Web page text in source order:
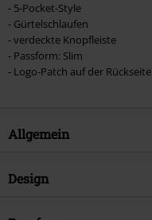
- 5-Pocket-Style
- Gürtelschlaufen
- verdeckte Knopfleiste
- Passform: Slim
- Logo-Patch auf der Rückseite
Allgemein
Artikelnummer:
Design
Produkt-Typ